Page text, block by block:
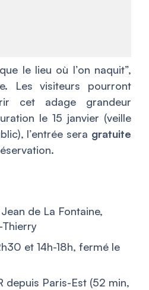
le lieu où l’on naquit”,
Les visiteurs pourront
cet adage grandeur
le 15 janvier (veille
l’entrée sera gratuite
de La Fontaine,
et 14h-18h, fermé le
depuis Paris-Est (52 min,